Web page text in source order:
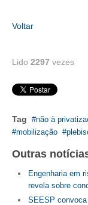
CARREIRA
AUTÔNOMOS E
GUIA DAS
Voltar
Lido 2297 vezes
Tag não à
mobilização
Outras
Engenharia em
revela sobre
SEESP convoca